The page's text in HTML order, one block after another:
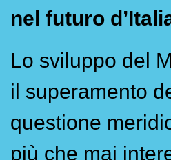
nel futuro
Lo sviluppo del
il superamento
questione
più che mai